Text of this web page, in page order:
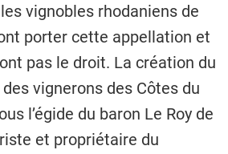
vignobles rhodaniens de
porter cette appellation et
pas le droit. La création du
vignerons des Côtes du
l’égide du baron Le Roy de
et propriétaire du